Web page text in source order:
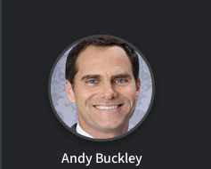
Andy Buckley